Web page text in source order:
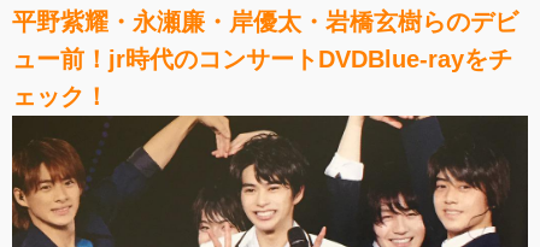
平野紫耀・永瀬廉・岸優太・岩橋玄樹らのデビ
ュー前！jr時代のコンサートDVDBlue-rayをチ
ェック！